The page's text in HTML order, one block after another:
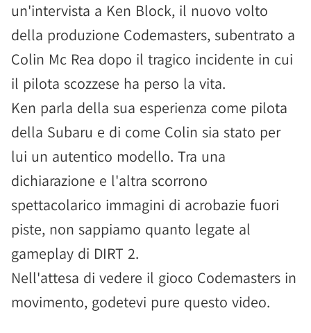
un'intervista a Ken Block, il nuovo volto
della produzione Codemasters, subentrato a
Colin Mc Rea dopo il tragico incidente in cui
il pilota scozzese ha perso la vita.
Ken parla della sua esperienza come pilota
della Subaru e di come Colin sia stato per
lui un autentico modello. Tra una
dichiarazione e l'altra scorrono
spettacolarico immagini di acrobazie fuori
piste, non sappiamo quanto legate al
gameplay di DIRT 2.
Nell'attesa di vedere il gioco Codemasters in
movimento, godetevi pure questo video.